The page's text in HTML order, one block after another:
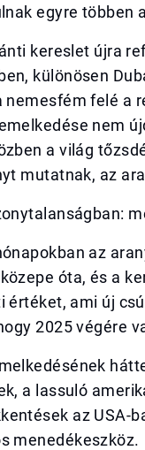
egyre többen
kereslet újra
különösen
nemesfém felé a
nem
a világ
mutatnak, az
az
óta, és a
értéket, ami új
2025 végére
a lassuló
az USA-
menedékeszköz.